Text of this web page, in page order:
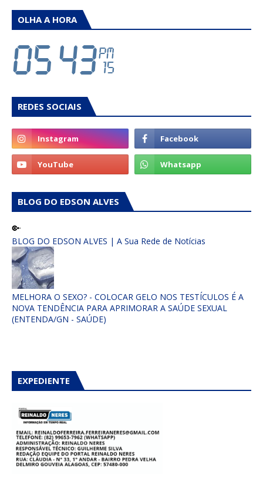
OLHA A HORA
REDES SOCIAIS
BLOG DO EDSON ALVES
BLOG DO EDSON ALVES | A Sua Rede de Notícias
MELHORA O SEXO? - COLOCAR GELO NOS TESTÍCULOS É A
NOVA TENDÊNCIA PARA APRIMORAR A SAÚDE SEXUAL
(ENTENDA/GN - SAÚDE)
EXPEDIENTE